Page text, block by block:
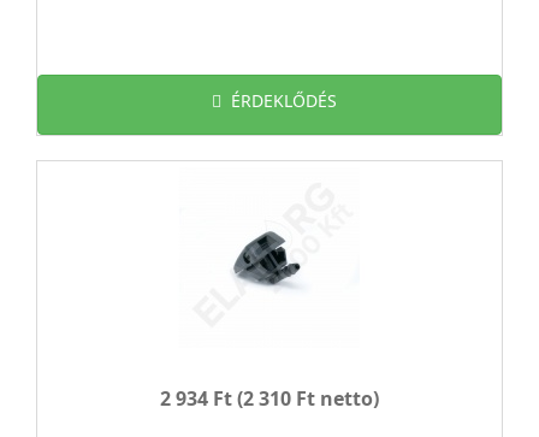
ÉRDEKLŐDÉS
2 934 Ft(2 310 Ft netto)